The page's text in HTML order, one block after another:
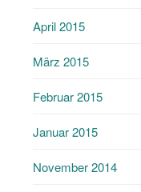
April 2015
März 2015
Februar 2015
Januar 2015
November 2014